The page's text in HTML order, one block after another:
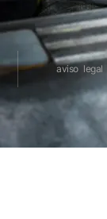
aviso legal